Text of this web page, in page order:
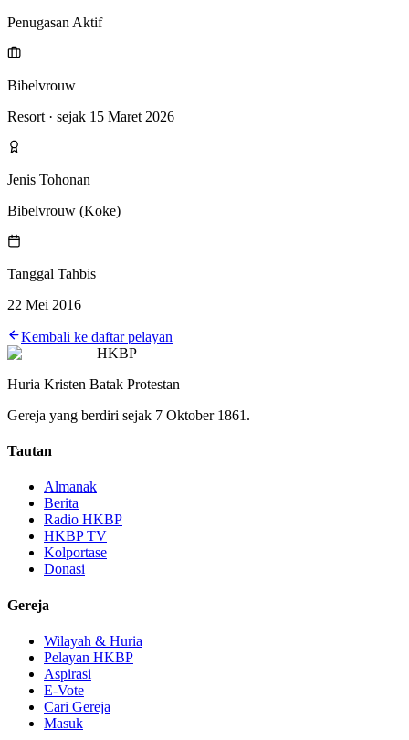
Penugasan Aktif
Bibelvrouw
Resort · sejak 15 Maret 2026
Jenis Tohonan
Bibelvrouw (Koke)
Tanggal Tahbis
22 Mei 2016
Kembali ke daftar pelayan
HKBP
Huria Kristen Batak Protestan
Gereja yang berdiri sejak 7 Oktober 1861.
Tautan
Almanak
Berita
Radio HKBP
HKBP TV
Kolportase
Donasi
Gereja
Wilayah & Huria
Pelayan HKBP
Aspirasi
E-Vote
Cari Gereja
Masuk